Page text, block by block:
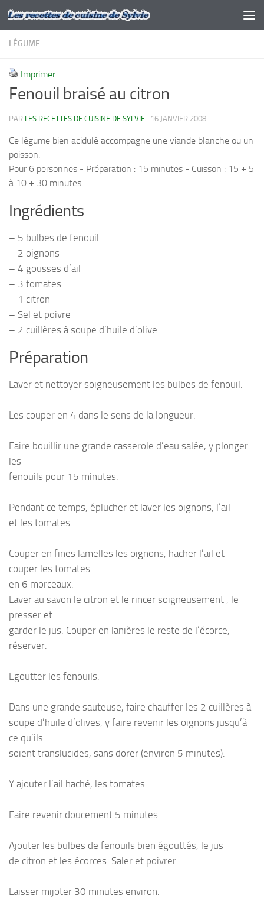
Skip to content
LÉGUME
Imprimer
Fenouil braisé au citron
PAR LES RECETTES DE CUISINE DE SYLVIE · 16 JANVIER 2008
Ce légume bien acidulé accompagne une viande blanche ou un
poisson.
Pour 6 personnes - Préparation : 15 minutes - Cuisson : 15 + 5
à 10 + 30 minutes
Ingrédients
– 5 bulbes de fenouil
– 2 oignons
– 4 gousses d’ail
– 3 tomates
– 1 citron
– Sel et poivre
– 2 cuillères à soupe d’huile d’olive.
Préparation
Laver et nettoyer soigneusement les bulbes de fenouil.
Les couper en 4 dans le sens de la longueur.
Faire bouillir une grande casserole d’eau salée, y plonger
les
fenouils pour 15 minutes.
Pendant ce temps, éplucher et laver les oignons, l’ail
et les tomates.
Couper en fines lamelles les oignons, hacher l’ail et
couper les tomates
en 6 morceaux.
Laver au savon le citron et le rincer soigneusement , le
presser et
garder le jus. Couper en lanières le reste de l’écorce,
réserver.
Egoutter les fenouils.
Dans une grande sauteuse, faire chauffer les 2 cuillères à
soupe d’huile d’olives, y faire revenir les oignons jusqu’à
ce qu’ils
soient translucides, sans dorer (environ 5 minutes).
Y ajouter l’ail haché, les tomates.
Faire revenir doucement 5 minutes.
Ajouter les bulbes de fenouils bien égouttés, le jus
de citron et les écorces. Saler et poivrer.
Laisser mijoter 30 minutes environ.